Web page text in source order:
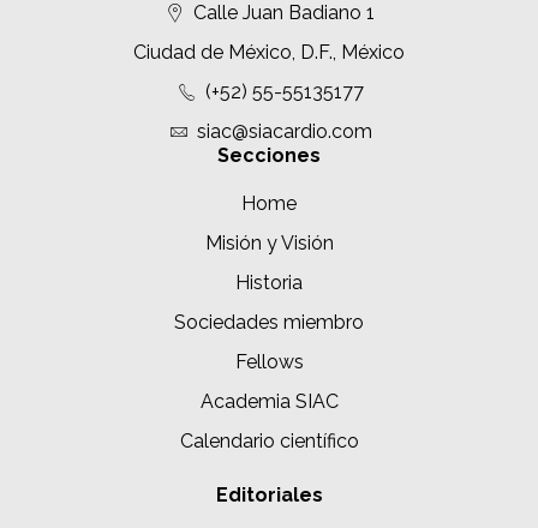
Calle Juan Badiano 1
Ciudad de México, D.F., México
(+52) 55-55135177
siac@siacardio.com
Secciones
Home
Misión y Visión
Historia
Sociedades miembro
Fellows
Academia SIAC
Calendario científico
Editoriales